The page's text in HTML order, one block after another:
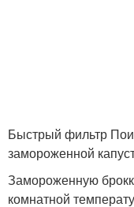
Быстрый фильтр
замороженной
Замороженную
комнатной